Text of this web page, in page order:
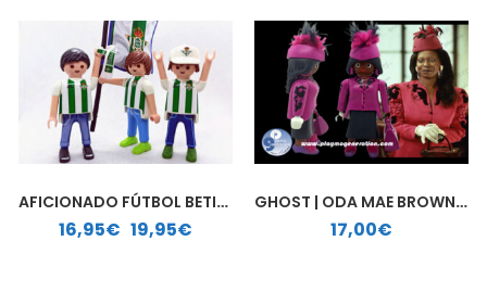
AFICIONADO FÚTBOL BETIS | PLAYMOBIL PERSONALIZADO
16,95€ 19,95€
Rango de precios: desde 16,95€ hasta 19,95€
GHOST | ODA MAE BROWN | PLAYMOBIL PERSONALIZADO
17,00€